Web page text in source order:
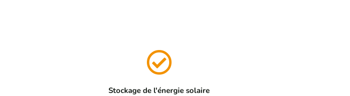
Stockage de l'énergie solaire